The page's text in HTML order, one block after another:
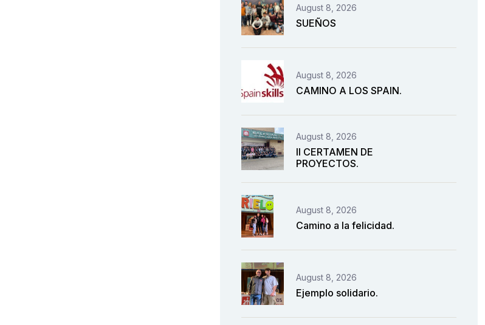
August 8, 2026
SUEÑOS
August 8, 2026
CAMINO A LOS SPAIN.
August 8, 2026
II CERTAMEN DE
PROYECTOS.
August 8, 2026
Camino a la felicidad.
August 8, 2026
Ejemplo solidario.